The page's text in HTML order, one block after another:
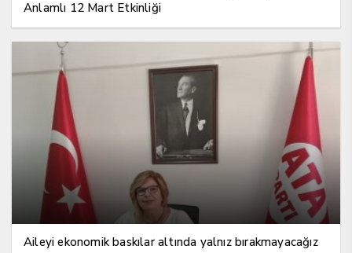
Anlamlı 12 Mart Etkinliği
Aileyi ekonomik baskılar altında yalnız bırakmayacağız